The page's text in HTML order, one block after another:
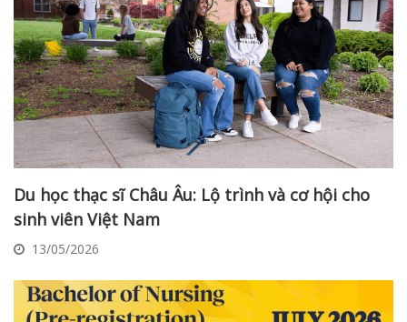
Du học thạc sĩ Châu Âu: Lộ trình và cơ hội cho
sinh viên Việt Nam
13/05/2026